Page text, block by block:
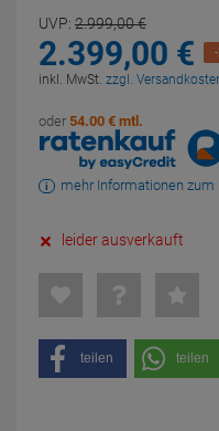
UVP: 2.999,00€
2.399,00 €
inkl. MwSt. zzgl.
oder 54.00 € mtl.
mehr Informationen zum
leider ausverkauft
teilen teilen